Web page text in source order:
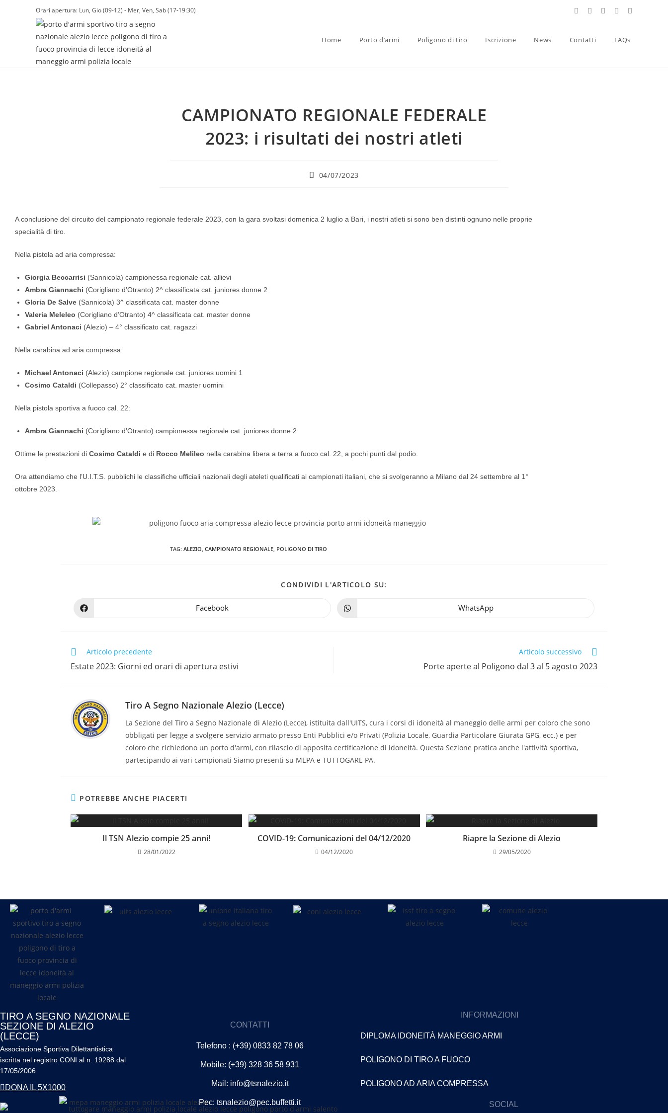
Orari apertura: Lun, Gio (09-12) - Mer, Ven, Sab (17-19:30)
Home Porto d’armi Poligono di tiro Iscrizione News Contatti FAQs
CAMPIONATO REGIONALE FEDERALE
2023: i risultati dei nostri atleti
04/07/2023
A conclusione del circuito del campionato regionale federale 2023, con la gara svoltasi domenica 2 luglio a Bari, i nostri atleti si sono ben distinti ognuno nelle proprie
specialità di tiro.
Nella pistola ad aria compressa:
Giorgia Beccarrisi (Sannicola) campionessa regionale cat. allievi
Ambra Giannachi (Corigliano d’Otranto) 2^ classificata cat. juniores donne 2
Gloria De Salve (Sannicola) 3^ classificata cat. master donne
Valeria Meleleo (Corigliano d’Otranto) 4^ classificata cat. master donne
Gabriel Antonaci (Alezio) – 4° classificato cat. ragazzi
Nella carabina ad aria compressa:
Michael Antonaci (Alezio) campione regionale cat. juniores uomini 1
Cosimo Cataldi (Collepasso) 2° classificato cat. master uomini
Nella pistola sportiva a fuoco cal. 22:
Ambra Giannachi (Corigliano d’Otranto) campionessa regionale cat. juniores donne 2
Ottime le prestazioni di Cosimo Cataldi e di Rocco Melileo nella carabina libera a terra a fuoco cal. 22, a pochi punti dal podio.
Ora attendiamo che l’U.I.T.S. pubblichi le classifiche ufficiali nazionali degli ateleti qualificati ai campionati italiani, che si svolgeranno a Milano dal 24 settembre al 1°
ottobre 2023.
TAG: ALEZIO CAMPIONATO REGIONALE POLIGONO DI TIRO
CONDIVIDI L'ARTICOLO SU:
Facebook WhatsApp
Articolo precedente
Estate 2023: Giorni ed orari di apertura estivi
Articolo successivo
Porte aperte al Poligono dal 3 al 5 agosto 2023
Tiro A Segno Nazionale Alezio (Lecce)
La Sezione del Tiro a Segno Nazionale di Alezio (Lecce), istituita dall'UITS, cura i corsi di idoneità al maneggio delle armi per coloro che sono
obbligati per legge a svolgere servizio armato presso Enti Pubblici e/o Privati (Polizia Locale, Guardia Particolare Giurata GPG, ecc.) e per
coloro che richiedono un porto d'armi, con rilascio di apposita certificazione di idoneità. Questa Sezione pratica anche l'attività sportiva,
partecipando ai vari campionati Siamo presenti su MEPA e TUTTOGARE PA.
POTREBBE ANCHE PIACERTI
Il TSN Alezio compie 25 anni!
28/01/2022
COVID-19: Comunicazioni del 04/12/2020
04/12/2020
Riapre la Sezione di Alezio
29/05/2020
TIRO A SEGNO NAZIONALE
SEZIONE DI ALEZIO
(LECCE)
Associazione Sportiva Dilettantistica
iscritta nel registro CONI al n.
19288 dal
17/05/2006
DONA IL 5X1000
CONTATTI
Telefono : (+39) 0833 82 78 06
Mobile: (+39) 328 36 58 931
Mail: info@tsnalezio.it
Pec: tsnalezio@pec.buffetti.it
INFORMAZIONI
DIPLOMA IDONEITÀ MANEGGIO ARMI
POLIGONO DI TIRO A FUOCO
POLIGONO AD ARIA COMPRESSA
SOCIAL